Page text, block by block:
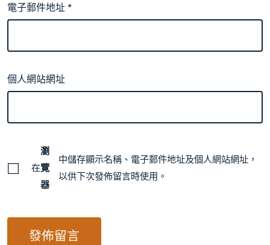
電子郵件地址*
個人網站網址
在
瀏
覽
器
中儲存顯示名稱、電子郵件地址及個人網站網址，
以供下次發佈留言時使用。